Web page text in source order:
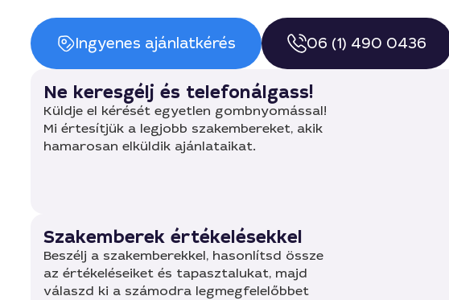
Ingyenes ajánlatkérés 06 (1) 490 0436
Ne keresgélj és telefonálgass!
Küldje el kérését egyetlen gombnyomással!
Mi értesítjük a legjobb szakembereket, akik
hamarosan elküldik ajánlataikat.
Szakemberek értékelésekkel
Beszélj a szakemberekkel, hasonlítsd össze
az értékeléseiket és tapasztalukat, majd
válaszd ki a számodra legmegfelelőbbet